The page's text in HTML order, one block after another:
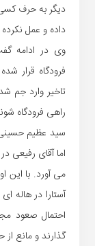
دیگر به حرف
داده و عمل
وی در ادامه
تاخیر وارد جم
راهی فرودگاه
سید عظیم
اما آقای رفیعی
می آورد. با این
آستارا در هاله
احتمال صعود
گذارند و مانع